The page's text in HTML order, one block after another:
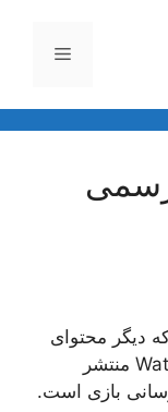
فهرست
دیگر محتوای
پس از عرضه برای Watch Dogs: Legion منتشر